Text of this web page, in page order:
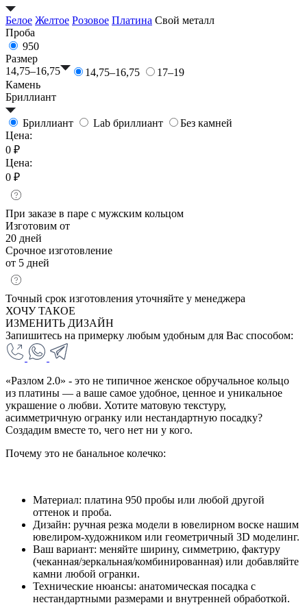
Белое Желтое Розовое Платина Свой металл
Проба
950
Размер
14,75–16,75
14,75–16,75
17–19
Камень
Бриллиант
Бриллиант Lab бриллиант
Без камней
Цена:
0 ₽
Цена:
0 ₽
При заказе в паре с мужским кольцом
Изготовим от
20 дней
Срочное изготовление
от 5 дней
Точный срок изготовления уточняйте у менеджера
ХОЧУ ТАКОЕ
ИЗМЕНИТЬ ДИЗАЙН
Запишитесь на примерку любым удобным для Вас способом:
«Разлом 2.0» - это не типичное женское обручальное кольцо
из платины — а ваше самое удобное, ценное и уникальное
украшение о любви. Хотите матовую текстуру,
асимметричную огранку или нестандартную посадку?
Создадим вместе то, чего нет ни у кого.
Почему это не банальное колечко:
Материал: платина 950 пробы или любой другой
оттенок и проба.
Дизайн: ручная резка модели в ювелирном воске нашим
ювелиром-художником или геометричный 3D моделинг.
Ваш вариант: меняйте ширину, симметрию, фактуру
(чеканная/зеркальная/комбинированная) или добавляйте
камни любой огранки.
Технические нюансы: анатомическая посадка с
нестандартными размерами и внутренней обработкой.